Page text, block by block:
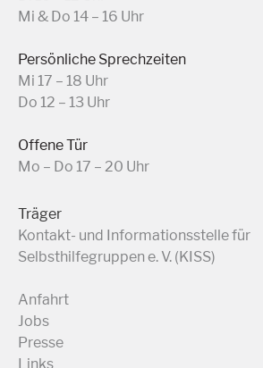
Mi & Do 14 – 16 Uhr
Persönliche Sprechzeiten
Mi 17 – 18 Uhr
Do 12 – 13 Uhr
Offene Tür
Mo – Do 17 – 20 Uhr
Träger
Kontakt- und Informationsstelle für
Selbsthilfegruppen e. V. (KISS)
Anfahrt
Jobs
Presse
Links